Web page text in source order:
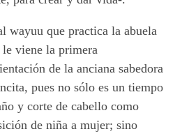
wayuu que practica la abuela
viene la primera
de la anciana sabedora
pues no sólo es un tiempo
y corte de cabello como
de niña a mujer; sino